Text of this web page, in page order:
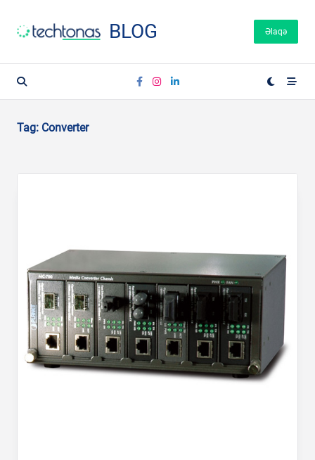
content
BLOG Əlaqə
Tag: Converter